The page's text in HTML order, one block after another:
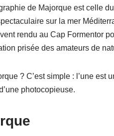
de Majorque est celle
sur la mer
rendu au Cap Formentor
prisée des amateurs de
? C’est simple : l’une est
photocopieuse.